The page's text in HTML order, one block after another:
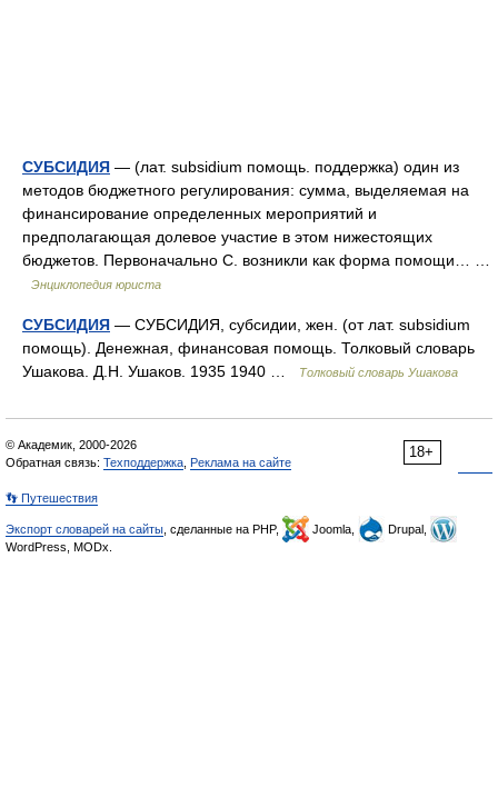
СУБСИДИЯ — (лат. subsidium помощь. поддержка) один из
методов бюджетного регулирования: сумма, выделяемая на
финансирование определенных мероприятий и
предполагающая долевое участие в этом нижестоящих
бюджетов. Первоначально С. возникли как форма помощи… …
Энциклопедия юриста
СУБСИДИЯ — СУБСИДИЯ, субсидии, жен. (от лат. subsidium
помощь). Денежная, финансовая помощь. Толковый словарь
Ушакова. Д.Н. Ушаков. 1935 1940 …
Толковый словарь Ушакова
18+
© Академик, 2000-2026
Обратная связь: Техподдержка Реклама на сайте
👣 Путешествия
Экспорт словарей на сайты , сделанные на PHP, Joomla,
Drupal,
WordPress, MODx.